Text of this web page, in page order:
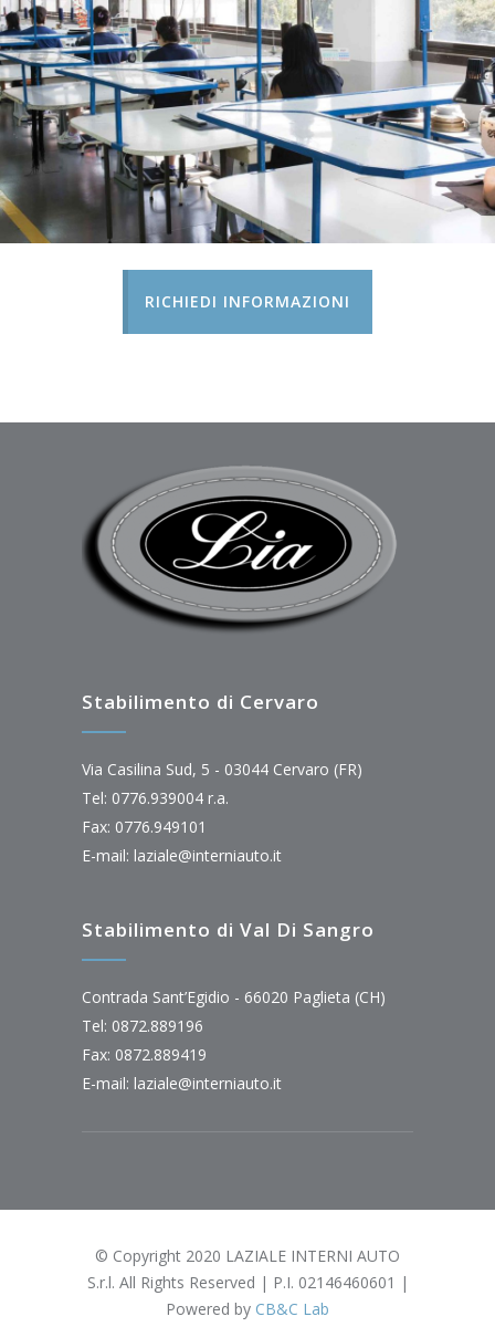
RICHIEDI INFORMAZIONI
Stabilimento di Cervaro
Via Casilina Sud, 5 - 03044 Cervaro (FR)
Tel: 0776.939004 r.a.
Fax: 0776.949101
E-mail: laziale@interniauto.it
Stabilimento di Val Di Sangro
Contrada Sant’Egidio - 66020 Paglieta (CH)
Tel: 0872.889196
Fax: 0872.889419
E-mail: laziale@interniauto.it
© Copyright 2020 LAZIALE INTERNI AUTO
S.r.l. All Rights Reserved | P.I. 02146460601 |
Powered by CB&C Lab